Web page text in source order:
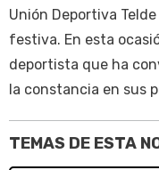
Unión Deportiva
festiva. En esta
deportista que ha
la constancia en sus
TEMAS DE ESTA